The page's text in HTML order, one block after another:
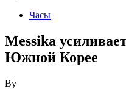
Часы
Messika
Южной Корее
By